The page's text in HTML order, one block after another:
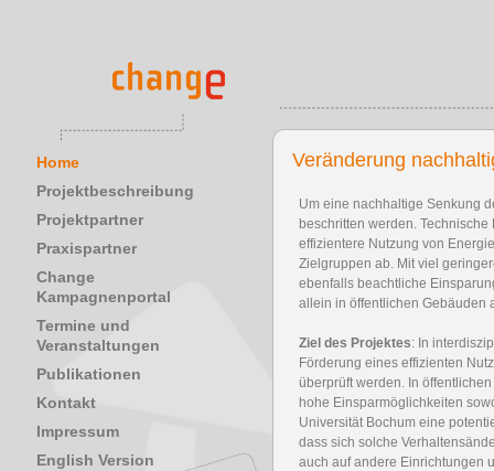
Home
Projektbeschreibung
Projektpartner
Praxispartner
Change
Kampagnenportal
Termine und
Veranstaltungen
Publikationen
Kontakt
Impressum
English Version
Veränderung
Um eine nachhaltige Senkung
beschritten werden.
effizientere Nutzung von
Zielgruppen ab. Mit viel
ebenfalls beachtliche
allein in öffentlichen Gebäuden
Ziel des Projektes: In
Förderung eines effizienten
überprüft werden. In
hohe Einsparmöglichkeiten
Universität Bochum eine
dass sich solche
auch auf andere Einrichtungen